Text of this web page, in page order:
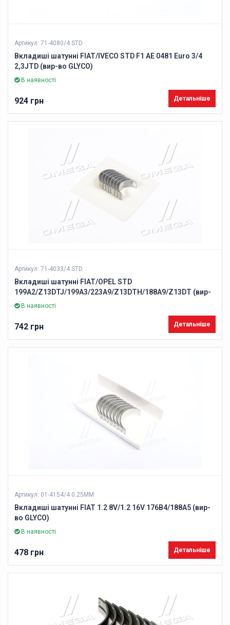
Артикул: 71-4080/4 STD
Вкладиші шатунні FIAT/IVECO STD F1 AE 0481 Euro 3/4
2,3JTD (вир-во GLYCO)
В наявності
924 грн Детальніше
Артикул: 71-4033/4 STD
Вкладиші шатунні FIAT/OPEL STD
199A2/Z13DTJ/199A3/223A9/Z13DTH/188A9/Z13DT (вир-
во GLYCO)
В наявності
742 грн Детальніше
Артикул: 01-4154/4 0.25MM
Вкладиші шатунні FIAT 1.2 8V/1.2 16V 176B4/188A5 (вир-
во GLYCO)
В наявності
478 грн Детальніше